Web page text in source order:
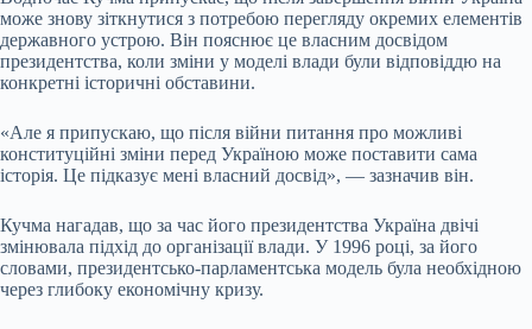
може знову зіткнутися з потребою перегляду окремих елементів
державного устрою. Він пояснює це власним досвідом
президентства, коли зміни у моделі влади були відповіддю на
конкретні історичні обставини.
«Але я припускаю, що після війни питання про можливі
конституційні зміни перед Україною може поставити сама
історія. Це підказує мені власний досвід», — зазначив він.
Кучма нагадав, що за час його президентства Україна двічі
змінювала підхід до організації влади. У 1996 році, за його
словами, президентсько-парламентська модель була необхідною
через глибоку економічну кризу.